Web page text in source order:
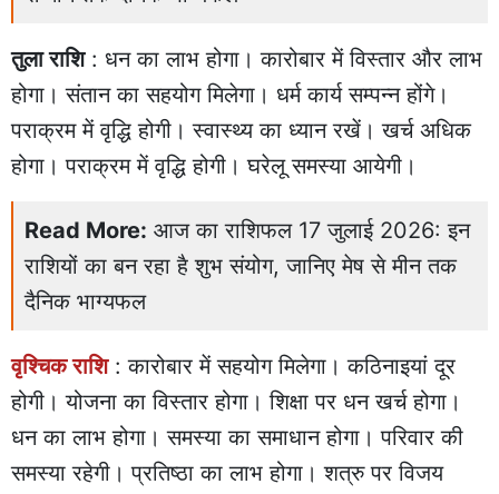
तुला राशि: धन का लाभ होगा। कारोबार में विस्तार और लाभ
होगा। संतान का सहयोग मिलेगा। धर्म कार्य सम्पन्न होंगे।
पराक्रम में वृद्धि होगी। स्वास्थ्य का ध्यान रखें। खर्च अधिक
होगा। पराक्रम में वृद्धि होगी। घरेलू समस्या आयेगी।
Read More: आज का राशिफल 17 जुलाई 2026: इन
राशियों का बन रहा है शुभ संयोग, जानिए मेष से मीन तक
दैनिक भाग्यफल
वृश्चिक राशि: कारोबार में सहयोग मिलेगा। कठिनाइयां दूर
होगी। योजना का विस्तार होगा। शिक्षा पर धन खर्च होगा।
धन का लाभ होगा। समस्या का समाधान होगा। परिवार की
समस्या रहेगी। प्रतिष्ठा का लाभ होगा। शत्रु पर विजय